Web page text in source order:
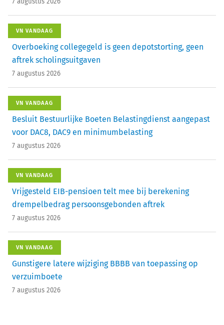
VN VANDAAG
Overboeking collegegeld is geen depotstorting, geen
aftrek scholingsuitgaven
7 augustus 2026
VN VANDAAG
Besluit Bestuurlijke Boeten Belastingdienst aangepast
voor DAC8, DAC9 en minimumbelasting
7 augustus 2026
VN VANDAAG
Vrijgesteld EIB-pensioen telt mee bij berekening
drempelbedrag persoonsgebonden aftrek
7 augustus 2026
VN VANDAAG
Gunstigere latere wijziging BBBB van toepassing op
verzuimboete
7 augustus 2026